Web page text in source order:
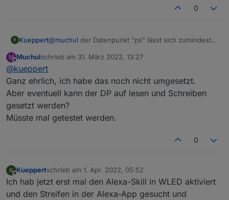
0
K Kueppert@muchul der Datenpunkt "ps" lässt sich zumindest
Fehlermeldung. Also vermutlich geht das wie ich
und mit Alexa steuere?!
M
Offline
Muchulschrieb am 31. März 2022, 13:27
zuletzt editiert von
@kueppert
Ganz ehrlich, ich habe das noch nicht umgesetzt.
Aber eventuell kann der DP auf lesen und Schreiben
gesetzt werden?
Müsste mal getestet werden.
0
K
Offline
Kueppertschrieb am 1. Apr. 2022, 05:52
zuletzt editiert von
Ich hab jetzt erst mal den Alexa-Skill in WLED aktiviert
und den Streifen in der Alexa-App gesucht und